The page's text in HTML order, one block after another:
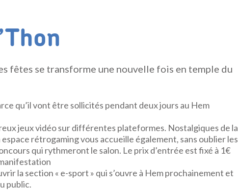
fêtes se transforme une nouvelle fois en temple du
qu’il vont être sollicités pendant deux jours au Hem
jeux vidéo sur différentes plateformes. Nostalgiques de la
rétrogaming vous accueille également, sans oublier les
qui rythmeront le salon. Le prix d’entrée est fixé à 1€
la section « e-sport » qui s’ouvre à Hem prochainement et
public.